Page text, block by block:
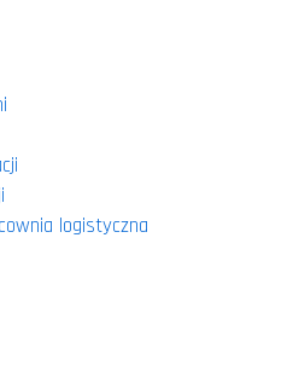
logistyczna